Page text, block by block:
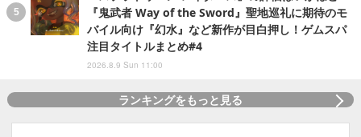
『鬼武者 Way of the Sword』聖地巡礼に期待のモ
バイル向け『幻水』など新作が目白押し！ゲムスパ
注目タイトルまとめ#4
2026.8.9 Sun 11:00
ランキングをもっと見る